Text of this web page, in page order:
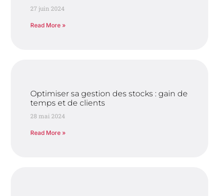
27 juin 2024
Read More »
Optimiser sa gestion des stocks : gain de
temps et de clients
28 mai 2024
Read More »